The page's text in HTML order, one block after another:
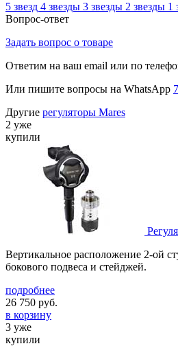
5 звезд 4 звезды 3 звезды 2 звезды 1
Вопрос-ответ
Задать вопрос о товаре
Ответим на ваш email или по
Или пишите вопросы на WhatsApp
Другие регуляторы Mares
2 уже
купили
Вертикальное расположение 2-ой
бокового подвеса и стейджей.
подробнее
26 750 руб.
в корзину
3 уже
купили